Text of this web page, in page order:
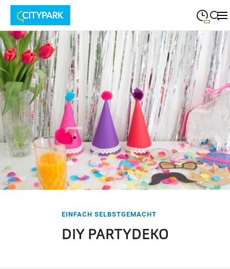
Suche schließen
Montag
MONTAG 09:00 — 19:30
Dienstag
DIENSTAG 09:00— 19:30
Mittwoch
MITTWOCH 09:00 19:30
Donnerstag
DONNERSTAG 09:00
Freitag
FREITAG 09:00 —19:30
Samstag
SAMSTAG 09:00—18:00
Wegbeschreibung
EINFACH SELBSTGEMACHT
DIY PARTYDEKO